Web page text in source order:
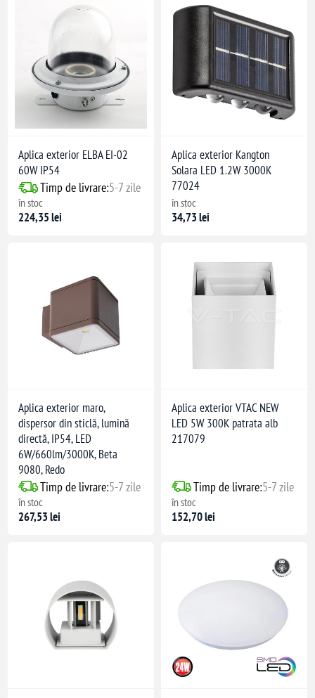
Aplica exterior ELBA EI-02
60W IP54
Timp de livrare:5-7 zile
în stoc
224,35 lei
Aplica exterior Kangton
Solara LED 1.2W 3000K
77024
în stoc
34,73 lei
Aplica exterior maro,
dispersor din sticlă, lumină
directă, IP54, LED
6W/660lm/3000K, Beta
9080, Redo
Timp de livrare:5-7 zile
în stoc
267,53 lei
Aplica exterior VTAC NEW
LED 5W 300K patrata alb
217079
Timp de livrare:5-7 zile
în stoc
152,70 lei